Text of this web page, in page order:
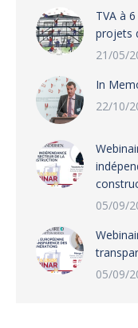
TVA à
projets
21/05/
In
22/10/
05/09/
05/09/